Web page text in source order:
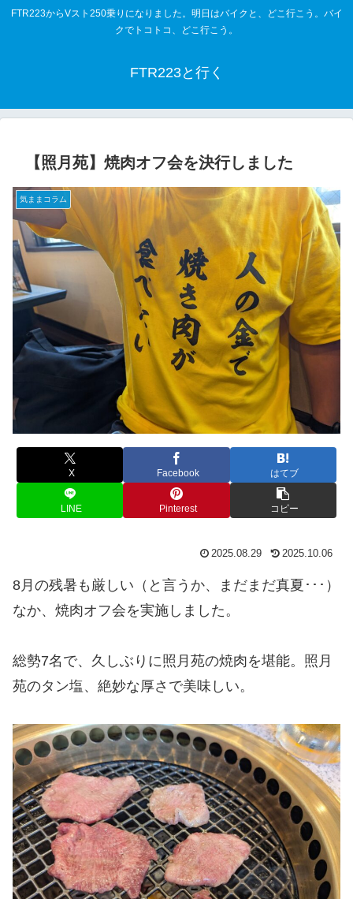
FTR223からVスト250乗りになりました。明日はバイクと、どこ行こう。バイ
クでトコトコ、どこ行こう。
FTR223と行く
【照月苑】焼肉オフ会を決行しました
気ままコラム
X Facebook はてブ
LINE Pinterest コピー
2025.08.29 2025.10.06
8月の残暑も厳しい（と言うか、まだまだ真夏･･･）
なか、焼肉オフ会を実施しました。
総勢7名で、久しぶりに照月苑の焼肉を堪能。照月
苑のタン塩、絶妙な厚さで美味しい。